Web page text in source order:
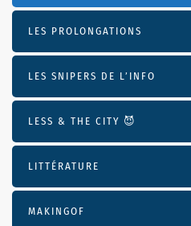
LES PROLONGATIONS
LES SNIPERS DE L’INFO
LESS & THE CITY 😈
LITTÉRATURE
MAKINGOF